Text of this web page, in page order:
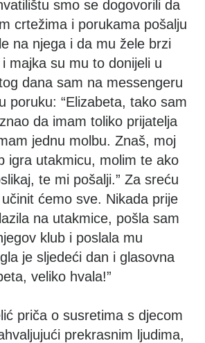
smo se dogovorili da
crtežima i porukama pošalju
na njega i da mu žele brzi
majka su mu to donijeli u
dana sam na messengeru
poruku: “Elizabeta, tako sam
da imam toliko prijatelja
jednu molbu. Znaš, moj
igra utakmicu, molim te ako
te mi pošalji.” Za sreću
ćemo sve. Nikada prije
na utakmice, pošla sam
klub i poslala mu
je sljedeći dan i glasovna
veliko hvala!”
priča o susretima s djecom
prekrasnim ljudima,